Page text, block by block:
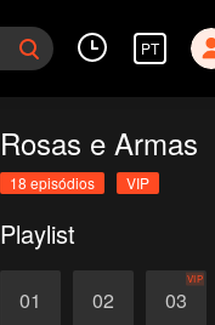
PT
Rosas e Armas
18 episódios VIP
Playlist
01 02 03
VIP